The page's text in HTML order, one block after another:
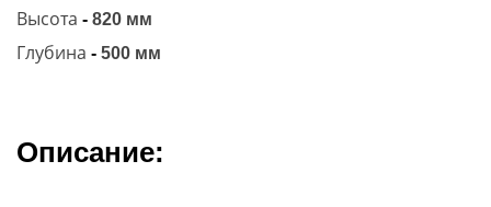
Высота - 820 мм
Глубина - 500 мм
Описание: